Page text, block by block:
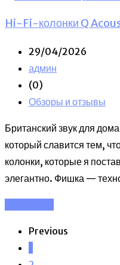
Hi-Fi-колонки Q
29/04/2026
админ
(0)
Обзоры и отзывы
Британский звук для
который славится тем,
колонки, которые я
элегантно. Фишка —
Previous